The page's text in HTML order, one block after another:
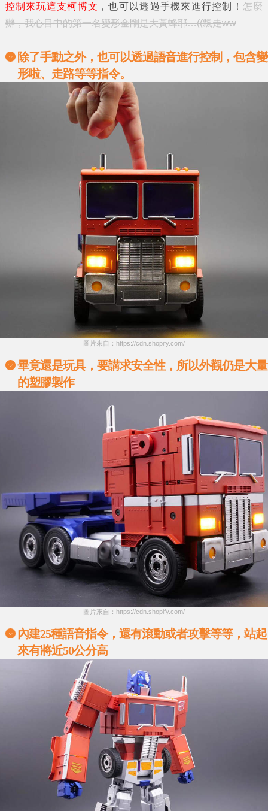
控制來玩這支柯博文 ，也可以透過手機來進行控制！ 怎麼
辦，我心目中的第一名變形金剛是大黃蜂耶…((飄走ww
除了手動之外，也可以透過語音進行控制，包含變
形啦、走路等等指令。
圖片來自：https://cdn.shopify.com/
畢竟還是玩具，要講求安全性，所以外觀仍是大量
的塑膠製作
圖片來自：https://cdn.shopify.com/
內建25種語音指令，還有滾動或者攻擊等等，站起
來有將近50公分高